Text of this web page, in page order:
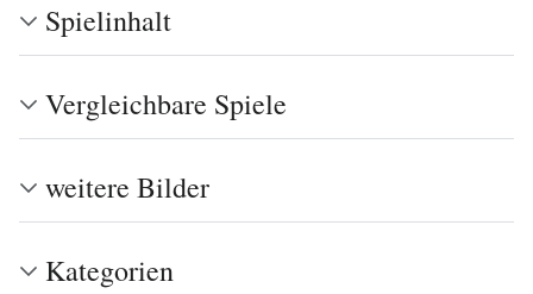
Spielinhalt
Vergleichbare Spiele
weitere Bilder
Kategorien